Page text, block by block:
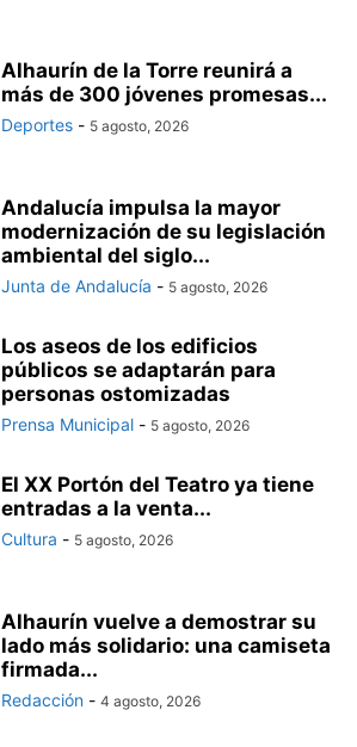
Alhaurín de la Torre reunirá a
más de 300 jóvenes promesas...
Deportes - 5 agosto, 2026
Andalucía impulsa la mayor
modernización de su legislación
ambiental del siglo...
Junta de Andalucía - 5 agosto, 2026
Los aseos de los edificios
públicos se adaptarán para
personas ostomizadas
Prensa Municipal - 5 agosto, 2026
El XX Portón del Teatro ya tiene
entradas a la venta...
Cultura - 5 agosto, 2026
Alhaurín vuelve a demostrar su
lado más solidario: una camiseta
firmada...
Redacción - 4 agosto, 2026